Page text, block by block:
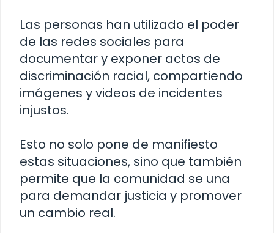
Las personas han utilizado el poder
de las redes sociales para
documentar y exponer actos de
discriminación racial, compartiendo
imágenes y videos de incidentes
injustos.
Esto no solo pone de manifiesto
estas situaciones, sino que también
permite que la comunidad se una
para demandar justicia y promover
un cambio real.